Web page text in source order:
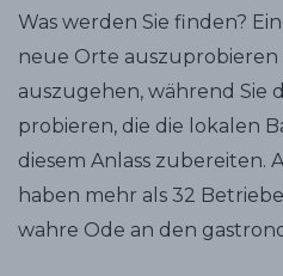
Was werden Sie finden?
neue Orte
auszugehen, während Sie
probieren, die die lokalen
diesem Anlass zubereiten.
haben mehr als 32
wahre Ode an den